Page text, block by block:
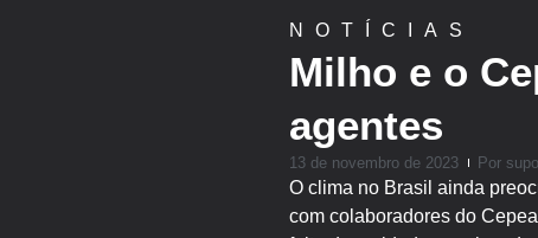
NOTÍCIAS
Milho e o
agentes
13 de novembro de 2023 Por
O clima no Brasil ainda
com colaboradores do